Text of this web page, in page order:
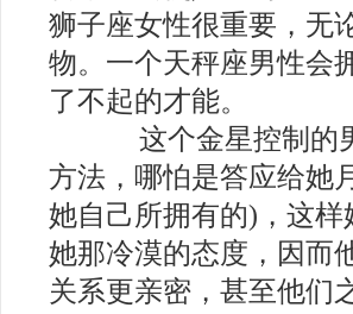
狮子座女性很重要，无
物。一个天秤座男性会
了不起的才能。
这个金星控制的男
方法，哪怕是答应给她
她自己所拥有的)，这
她那冷漠的态度，因而
关系更亲密，甚至他们